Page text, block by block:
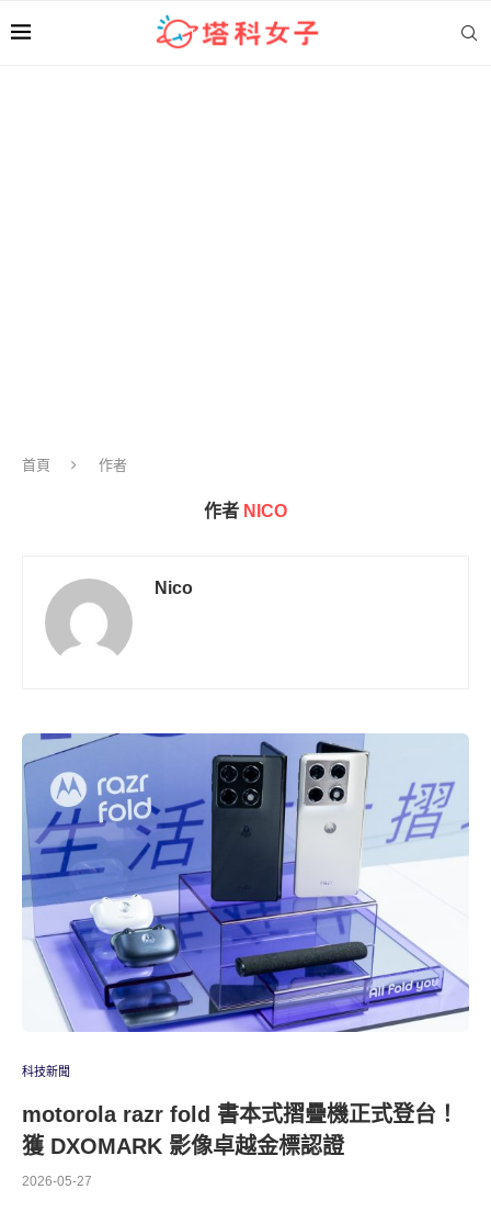
首頁 作者
作者 NICO
Nico
科技新聞
motorola razr fold 書本式摺疊機正式登台！
獲 DXOMARK 影像卓越金標認證
2026-05-27